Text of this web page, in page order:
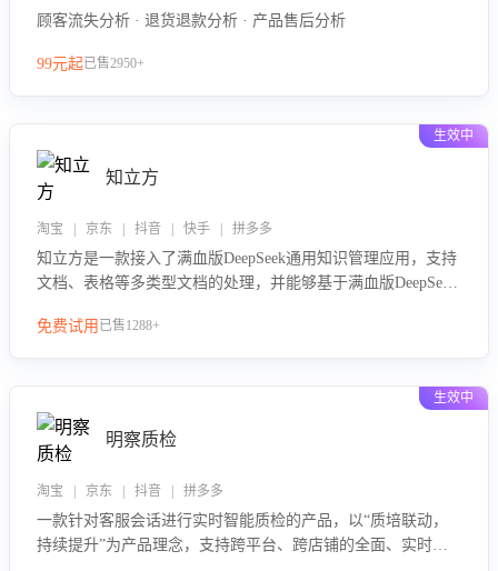
顾客流失分析 · 退货退款分析 · 产品售后分析
99元起已售2950+
生效中
知立方
淘宝 | 京东 | 抖音 | 快手 | 拼多多
知立方是一款接入了满血版DeepSeek通用知识管理应用，支持
文档、表格等多类型文档的处理，并能够基于满血版DeepSeek
助用户高效管理和利用知识资源。通过该产品，用户可以轻松
免费试用 已售1288+
生效中
明察质检
淘宝 | 京东 | 抖音 | 拼多多
一款针对客服会话进行实时智能质检的产品，以“质培联动，
持续提升”为产品理念，支持跨平台、跨店铺的全面、实时、